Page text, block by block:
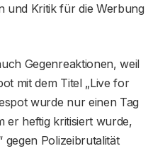
und Kritik für die Werbung
Gegenreaktionen, weil
mit dem Titel „Live for
wurde nur einen Tag
er heftig kritisiert wurde,
gegen Polizeibrutalität